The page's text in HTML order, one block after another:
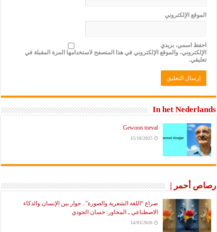
الموقع الإلكتروني
احفظ اسمي، بريدي
الإلكتروني، والموقع الإلكتروني في هذا المتصفح لاستخدامها المرة المقبلة في
تعليقي.
In het Nederlands
Gewoon toeval
15/10/2025
رصاص أحمر |
صراع “اللغة الشعرية والصورة”.. حوار بين الإنسان والذكاء
الاصطناعي ـ المحاور: حسان الجودي
14/03/2026